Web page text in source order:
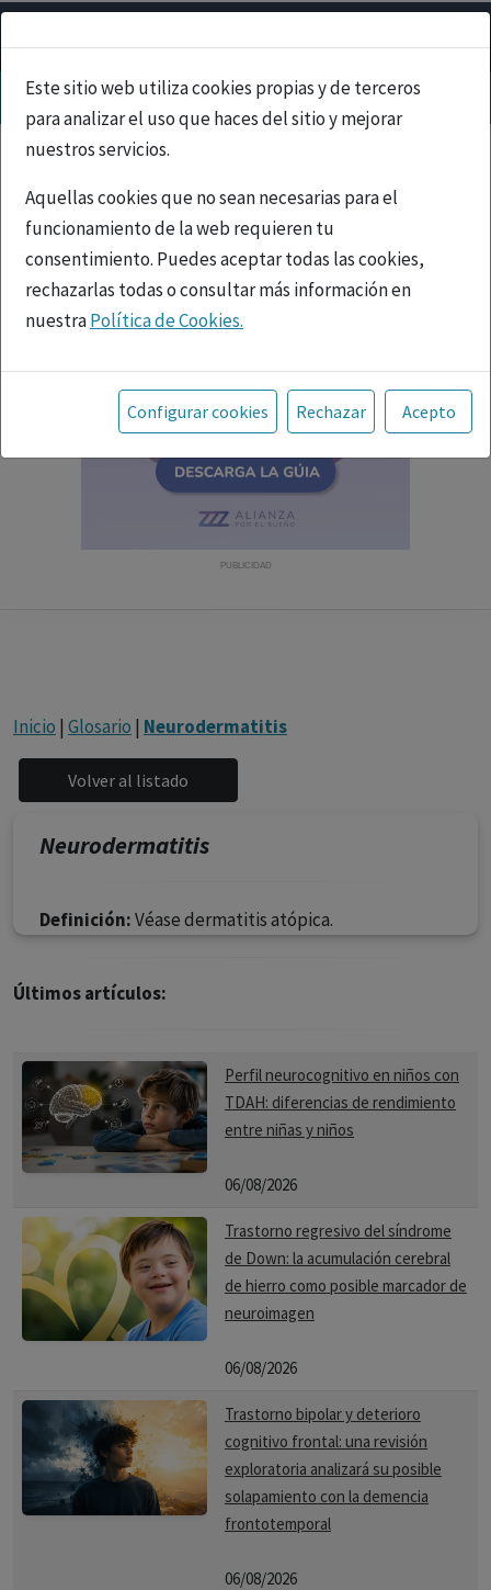
Este sitio web utiliza cookies propias y de terceros
para analizar el uso que haces del sitio y mejorar
nuestros servicios.
Aquellas cookies que no sean necesarias para el
funcionamiento de la web requieren tu
consentimiento. Puedes aceptar todas las cookies,
rechazarlas todas o consultar más información en
nuestraPolítica de Cookies.
Toda la información incluida en la Página Web está
referida a productos del mercado español y, por
tanto, dirigida a profesionales sanitarios legalmente
facultados para prescribir o dispensar medicamentos
con ejercicio profesional. La información técnica de los
fármacos se facilita a título meramente informativo,
Configurar cookies Rechazar Acepto
PUBLICIDAD
Inicio | Glosario | Neurodermatitis
Neurodermatitis
Definición:Véase dermatitis atópica.
Últimos artículos:
Perfil neurocognitivo en niños con
TDAH: diferencias de rendimiento
entre niñas y niños
06/08/2026
Trastorno regresivo del síndrome
de Down: la acumulación cerebral
de hierro como posible marcador de
neuroimagen
06/08/2026
Trastorno bipolar y deterioro
cognitivo frontal: una revisión
exploratoria analizará su posible
solapamiento con la demencia
frontotemporal
06/08/2026